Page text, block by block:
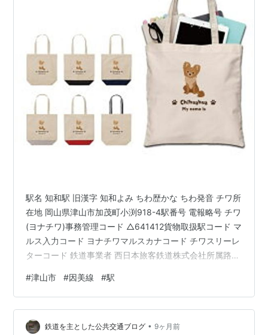
駅名 知和駅 旧漢字 知和よみ ちわ歴かな ちわ発音 チワ所
在地 岡山県津山市加茂町小渕918-4駅番号 電報略号 チワ
(ヨナチワ)事務管理コード △641412貨物取扱駅コード マ
ルス入力コード ヨナチワマルスカナコード チワスリーレ
ターコード 鉄道事業者 西日本旅客鉄道株式会社所属路線
名所案内標記載事項(国鉄営業局昭和30年4月) 記載なし
歴史1931年(昭和6)9月12日 因美南線美作加茂～美作河井
間延伸時に開設。当時の所在地は岡山県苫田郡東加茂村
小渕であった。1942年(昭和17)5月27日 加茂町(第2次)成
#津山市 #因美線 #駅
鉄道を主とした公共交通ブログ • 9ヶ月前